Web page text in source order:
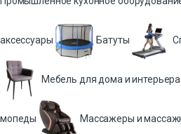
аксессуары Батуты
Мебель для дома и интерьера
мопеды Массажеры и